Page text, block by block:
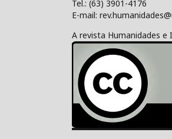
Tel.: (63) 3901-4176
E-mail:
A revista Humanidades e